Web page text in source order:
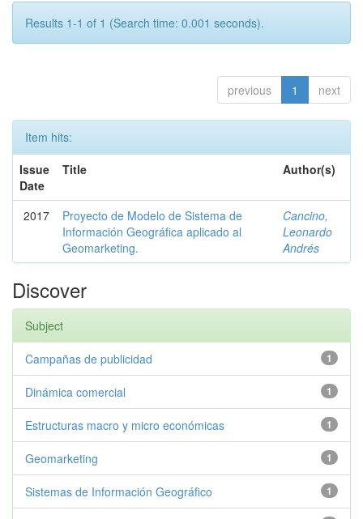
Results 1-1 of 1 (Search time: 0.001 seconds).
previous 1 next
Item hits:
Issue
Date
Title Author(s)
2017
Proyecto de Modelo de Sistema de
Información Geográfica aplicado al
Geomarketing.
Cancino,
Leonardo
Andrés
Discover
Subject
1
Campañas de publicidad
1
Dinámica comercial
1
Estructuras macro y micro económicas
1
Geomarketing
1
Sistemas de Información Geográfico